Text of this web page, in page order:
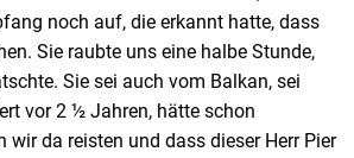
noch auf, die erkannt hatte, dass
Sie raubte uns eine halbe Stunde,
Sie sei auch vom Balkan, sei
vor 2 ½ Jahren, hätte schon
wir da reisten und dass dieser Herr Pier